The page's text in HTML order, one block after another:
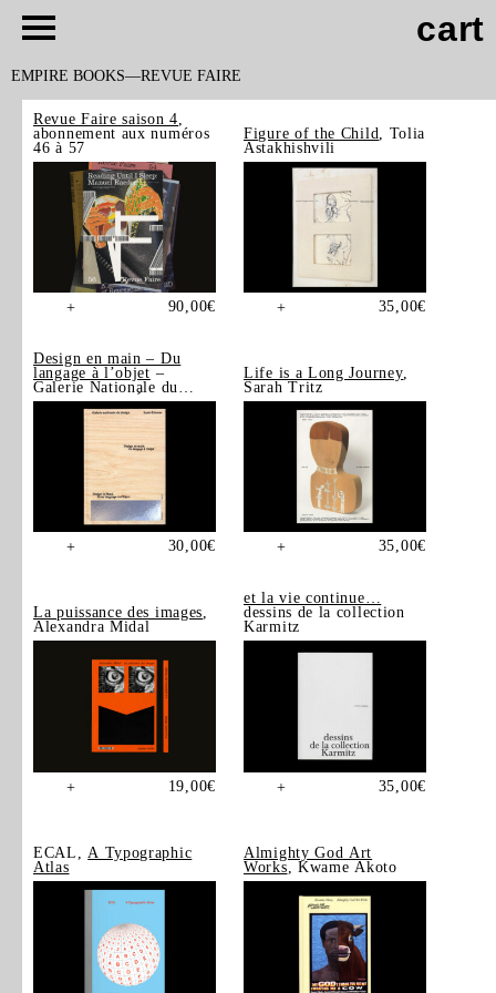
cart
EMPIRE BOOKS REVUE FAIRE
Revue Faire saison 4
abonnement aux numéros
46 à 57
+ 90,00€
Figure of the Child
, Tolia
Astakhishvili
+ 35,00€
Design en main – Du
langage à l’objet –
Galerie Nationale du
Design, Saint-Étienne
+ 30,00€
Life is a Long Journey,
Sarah Tritz
+ 35,00€
La puissance des images,
Alexandra Midal
+ 19,00€
et la vie continue…
dessins de la collection
Karmitz
+ 35,00€
ECAL, A Typographic
Atlas
Almighty God Art
Works , Kwame Akoto